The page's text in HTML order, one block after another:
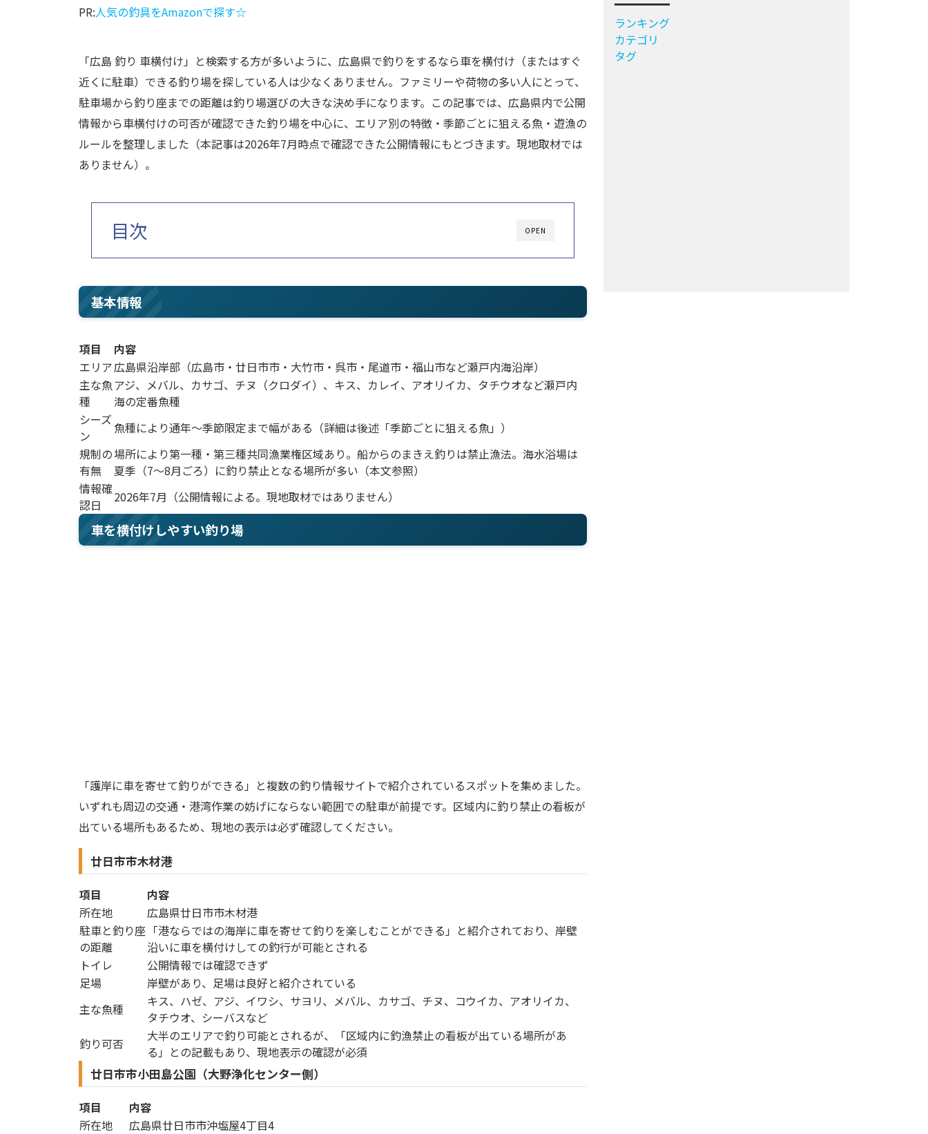
PR:人気の釣具をAmazonで探す☆
「広島 釣り 車横付け」と検索する方が多いように、広島県で釣りをするなら車を横付け（またはすぐ
近くに駐車）できる釣り場を探している人は少なくありません。ファミリーや荷物の多い人にとって、
駐車場から釣り座までの距離は釣り場選びの大きな決め手になります。この記事では、広島県内で公開
情報から車横付けの可否が確認できた釣り場を中心に、エリア別の特徴・季節ごとに狙える魚・遊漁の
ルールを整理しました（本記事は2026年7月時点で確認できた公開情報にもとづきます。現地取材では
ありません）。
OPEN
目次
基本情報
項目
内容
エリア広島県沿岸部（広島市・廿日市市・大竹市・呉市・尾道市・福山市など瀬戸内海沿岸）
主な魚
種
アジ、メバル、カサゴ、チヌ（クロダイ）、キス、カレイ、アオリイカ、タチウオなど瀬戸内
海の定番魚種
シーズ
ン
魚種により通年〜季節限定まで幅がある（詳細は後述「季節ごとに狙える魚」）
規制の
有無
場所により第一種・第三種共同漁業権区域あり。船からのまきえ釣りは禁止漁法。海水浴場は
夏季（7〜8月ごろ）に釣り禁止となる場所が多い（本文参照）
情報確
認日
2026年7月（公開情報による。現地取材ではありません）
車を横付けしやすい釣り場
「護岸に車を寄せて釣りができる」と複数の釣り情報サイトで紹介されているスポットを集めました。
いずれも周辺の交通・港湾作業の妨げにならない範囲での駐車が前提です。区域内に釣り禁止の看板が
出ている場所もあるため、現地の表示は必ず確認してください。
廿日市市木材港
項目
内容
所在地
広島県廿日市市木材港
駐車と釣り座
の距離
「港ならではの海岸に車を寄せて釣りを楽しむことができる」と紹介されており、岸壁
沿いに車を横付けしての釣行が可能とされる
トイレ
公開情報では確認できず
足場
岸壁があり、足場は良好と紹介されている
主な魚種
キス、ハゼ、アジ、イワシ、サヨリ、メバル、カサゴ、チヌ、コウイカ、アオリイカ、
タチウオ、シーバスなど
釣り可否
大半のエリアで釣り可能とされるが、「区域内に釣漁禁止の看板が出ている場所があ
る」との記載もあり、現地表示の確認が必須
廿日市市小田島公園（大野浄化センター側）
項目
内容
所在地
広島県廿日市市沖塩屋4丁目4
ランキング
カテゴリ
タグ